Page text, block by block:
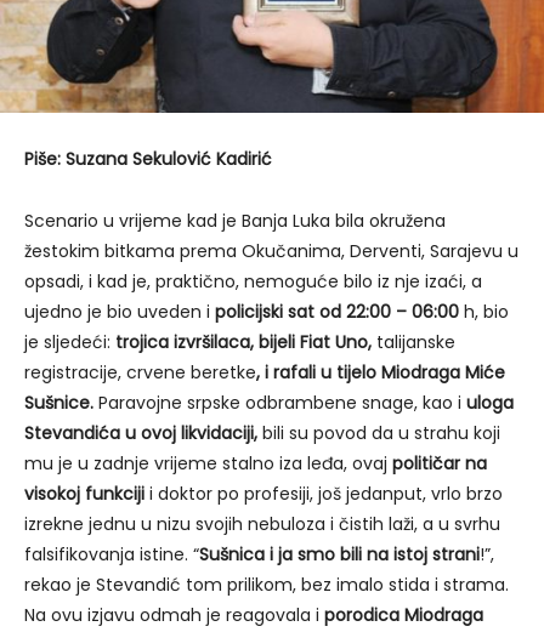
Piše: Suzana Sekulović Kadirić
Scenario u vrijeme kad je Banja Luka bila okružena
žestokim bitkama prema Okučanima, Derventi, Sarajevu u
opsadi, i kad je, praktično, nemoguće bilo iz nje izaći, a
ujedno je bio uveden i policijski sat od 22:00 – 06:00 h, bio
je sljedeći: trojica izvršilaca, bijeli Fiat Uno, talijanske
registracije, crvene beretke, i rafali u tijelo Miodraga Miće
Sušnice. Paravojne srpske odbrambene snage, kao i uloga
Stevandića u ovoj likvidaciji, bili su povod da u strahu koji
mu je u zadnje vrijeme stalno iza leđa, ovaj političar na
visokoj funkciji i doktor po profesiji, još jedanput, vrlo brzo
izrekne jednu u nizu svojih nebuloza i čistih laži, a u svrhu
falsifikovanja istine. “Sušnica i ja smo bili na istoj strani!”,
rekao je Stevandić tom prilikom, bez imalo stida i strama.
Na ovu izjavu odmah je reagovala i porodica Miodraga